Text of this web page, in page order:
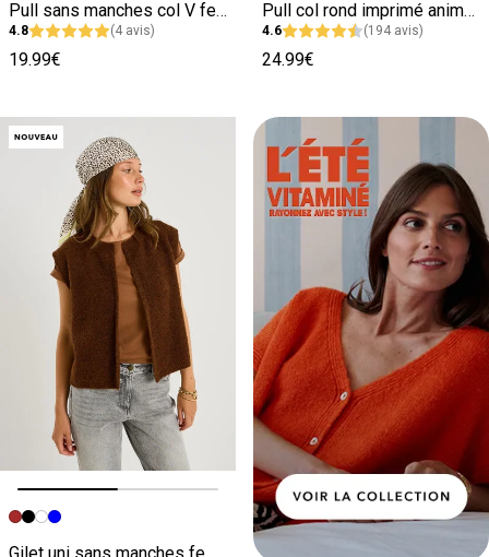
Pull sans manches col V femme
4.8 (4 avis)
19.99€
Pull col rond imprimé animal femme
4.6 (194 avis)
24.99€
Image précédente
Image suivante